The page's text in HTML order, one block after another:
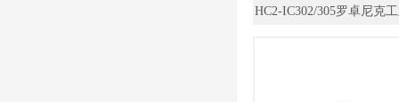
HC2-IC302/305罗卓尼克